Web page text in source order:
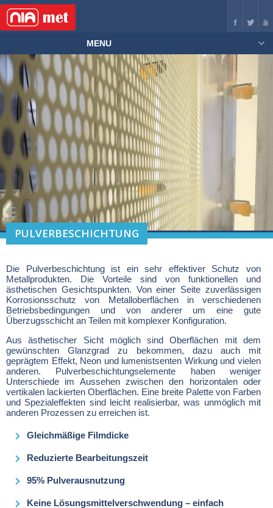
MENU
PULVERBESCHICHTUNG
Die Pulverbeschichtung ist ein sehr effektiver Schutz von
Metallprodukten. Die Vorteile sind von funktionellen und
ästhetischen Gesichtspunkten. Von einer Seite zuverlässigen
Korrosionsschutz von Metalloberflächen in verschiedenen
Betriebsbedingungen und von anderer um eine gute
Überzugsschicht an Teilen mit komplexer Konfiguration.
Aus ästhetischer Sicht möglich sind Oberflächen mit dem
gewünschten Glanzgrad zu bekommen, dazu auch mit
geprägtem Effekt, Neon und lumenistsenten Wirkung und vielen
anderen. Pulverbeschichtungselemente haben weniger
Unterschiede im Aussehen zwischen den horizontalen oder
vertikalen lackierten Oberflächen. Eine breite Palette von Farben
und Spezialeffekten sind leicht realisierbar, was unmöglich mit
anderen Prozessen zu erreichen ist.
Gleichmäßige Filmdicke
Reduzierte Bearbeitungszeit
95% Pulverausnutzung
Keine Lösungsmittelverschwendung – einfach